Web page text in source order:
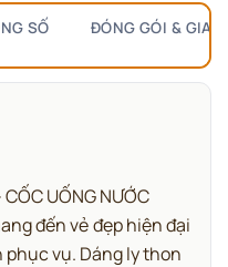
SỐ ĐÓNG GÓI & GIAO
CỐC UỐNG NƯỚC
đến vẻ đẹp hiện đại
phục vụ. Dáng ly thon